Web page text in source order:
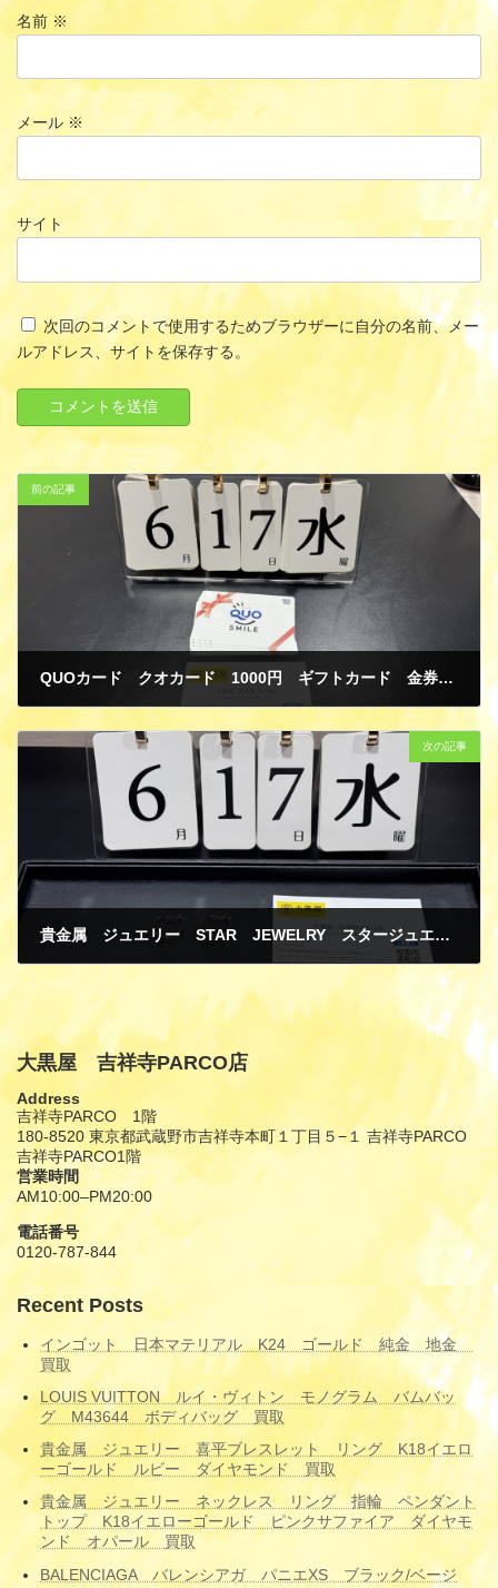
名前 ※
メール ※
サイト
次回のコメントで使用するためブラウザーに自分の名前、メー
ルアドレス、サイトを保存する。
前の記事
QUOカード クオカード 1000円 ギフトカード 金券 商品券 買取
次の記事
貴金属 ジュエリー STAR JEWELRY スタージュエリー リング 指輪 K10イエローゴールド ダイヤモンド ピアス K14 ホワイトゴールド パール PT850 プラチナ K18 イエローゴールド PT900 プラチナ コンビ 片方 買取
大黒屋 吉祥寺PARCO店
Address
吉祥寺PARCO 1階
180-8520 東京都武蔵野市吉祥寺本町１丁目５−１ 吉祥寺PARCO
吉祥寺PARCO1階
営業時間
AM10:00–PM20:00
電話番号
0120-787-844
Recent Posts
インゴット 日本マテリアル K24 ゴールド 純金 地金
買取
LOUIS VUITTON ルイ・ヴィトン モノグラム バムバッ
グ M43644 ボディバッグ 買取
貴金属 ジュエリー 喜平ブレスレット リング K18イエロ
ーゴールド ルビー ダイヤモンド 買取
貴金属 ジュエリー ネックレス リング 指輪 ペンダント
トップ K18イエローゴールド ピンクサファイア ダイヤモ
ンド オパール 買取
BALENCIAGA バレンシアガ パニエXS ブラック/ベージ